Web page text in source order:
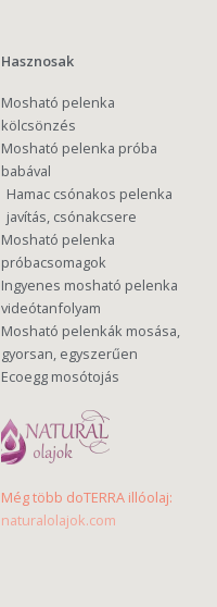
Hasznosak
Mosható pelenka
kölcsönzés
Mosható pelenka próba
babával
Hamac csónakos pelenka
javítás, csónakcsere
Mosható pelenka
próbacsomagok
Ingyenes mosható pelenka
videótanfolyam
Mosható pelenkák mosása,
gyorsan, egyszerűen
Ecoegg mosótojás
Még több doTERRA illóolaj:
naturalolajok.com